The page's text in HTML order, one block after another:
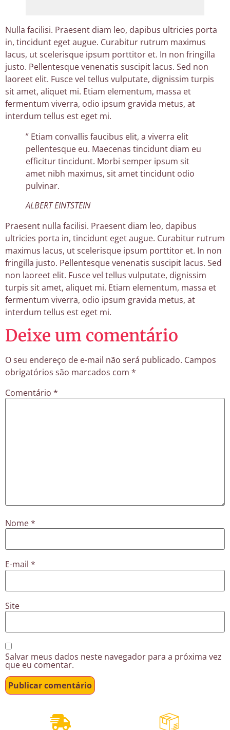
Nulla facilisi. Praesent diam leo, dapibus ultricies porta
in, tincidunt eget augue. Curabitur rutrum maximus
lacus, ut scelerisque ipsum porttitor et. In non fringilla
justo. Pellentesque venenatis suscipit lacus. Sed non
laoreet elit. Fusce vel tellus vulputate, dignissim turpis
sit amet, aliquet mi. Etiam elementum, massa et
fermentum viverra, odio ipsum gravida metus, at
interdum tellus est eget mi.
” Etiam convallis faucibus elit, a viverra elit
pellentesque eu. Maecenas tincidunt diam eu
efficitur tincidunt. Morbi semper ipsum sit
amet nibh maximus, sit amet tincidunt odio
pulvinar.
ALBERT EINTSTEIN
Praesent nulla facilisi. Praesent diam leo, dapibus
ultricies porta in, tincidunt eget augue. Curabitur rutrum
maximus lacus, ut scelerisque ipsum porttitor et. In non
fringilla justo. Pellentesque venenatis suscipit lacus. Sed
non laoreet elit. Fusce vel tellus vulputate, dignissim
turpis sit amet, aliquet mi. Etiam elementum, massa et
fermentum viverra, odio ipsum gravida metus, at
interdum tellus est eget mi.
Deixe um comentário
O seu endereço de e-mail não será publicado. Campos
obrigatórios são marcados com *
Comentário *
Nome*
E-mail *
Site
Salvar meus dados neste navegador para a próxima vez
que eu comentar.